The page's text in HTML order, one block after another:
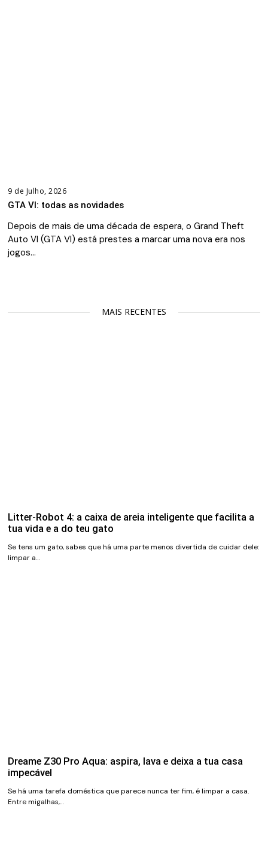
9 de Julho, 2026
GTA VI: todas as novidades
Depois de mais de uma década de espera, o Grand Theft
Auto VI (GTA VI) está prestes a marcar uma nova era nos
jogos…
MAIS RECENTES
Litter-Robot 4: a caixa de areia inteligente que facilita a
tua vida e a do teu gato
Se tens um gato, sabes que há uma parte menos divertida de cuidar dele:
limpar a…
Dreame Z30 Pro Aqua: aspira, lava e deixa a tua casa
impecável
Se há uma tarefa doméstica que parece nunca ter fim, é limpar a casa.
Entre migalhas,…